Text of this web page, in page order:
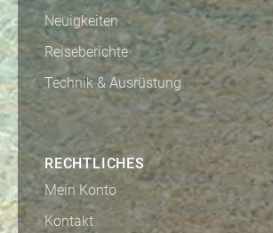
Neuigkeiten
Reiseberichte
Technik & Ausrüstung
RECHTLICHES
Mein Konto
Kontakt